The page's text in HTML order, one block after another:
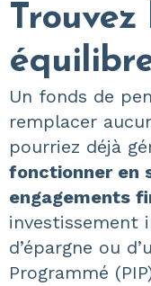
Trouvez
Un fonds de
remplacer
pourriez déjà
fonctionner en
engagements
investissement
d’épargne ou
Programmé